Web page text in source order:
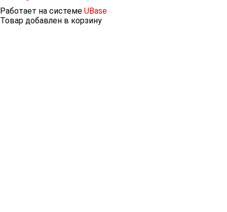
Работает на системе UBase
Товар добавлен в корзину